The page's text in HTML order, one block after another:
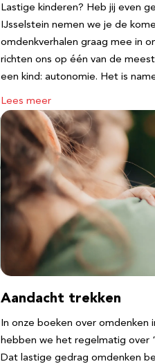
Lastige kinderen? Heb jij even
IJsselstein nemen we je de
omdenkverhalen graag mee in
richten ons op één van de
een kind: autonomie. Het is
Lees meer
Aandacht trekken
In onze boeken over omdenken
hebben we het regelmatig over
Dat lastige gedrag omdenken